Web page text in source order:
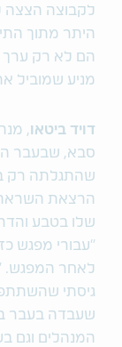
לקבוצה הצצה
היתר מתוך
הם לא רק ערך
מניע שמוביל
דויד ביטאו,
סבא, שבעבר
שהתגלתה רק
הרצאת
שלו בטבע
"עבורי מפגש
לאחר המפגש.
גיסתי
שעבדה בעבר
המנהלים וגם